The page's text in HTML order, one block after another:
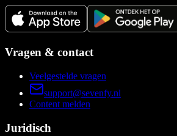
Vragen & contact
Veelgestelde vragen
support@sevenfy.nl
Content melden
Juridisch